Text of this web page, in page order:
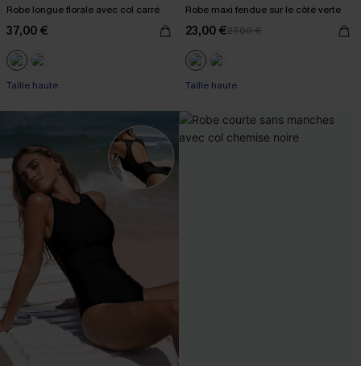
Robe longue florale avec col carré
37,00 €
Taille haute
Robe maxi fendue sur le côté verte
23,00 €27,00 €
Taille haute